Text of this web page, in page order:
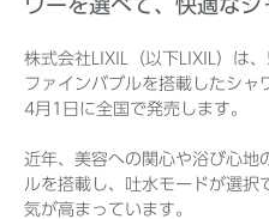
ワーを選べて、快適なシ
株式会社LIXIL（以下LIXIL）は
ファインバブルを搭載したシ
4月1日に全国で発売します。
近年、美容への関心や浴び心地
ルを搭載し、吐水モードが選択
気が高まっています。